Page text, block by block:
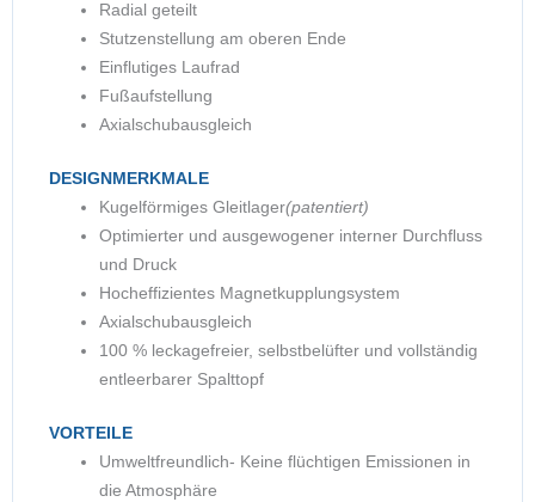
Radial geteilt
Stutzenstellung am oberen Ende
Einflutiges Laufrad
Fußaufstellung
Axialschubausgleich
DESIGNMERKMALE
Kugelförmiges Gleitlager(patentiert)
Optimierter und ausgewogener interner Durchfluss
und Druck
Hocheffizientes Magnetkupplungsystem
Axialschubausgleich
100 % leckagefreier, selbstbelüfter und vollständig
entleerbarer Spalttopf
VORTEILE
Umweltfreundlich- Keine flüchtigen Emissionen in
die Atmosphäre